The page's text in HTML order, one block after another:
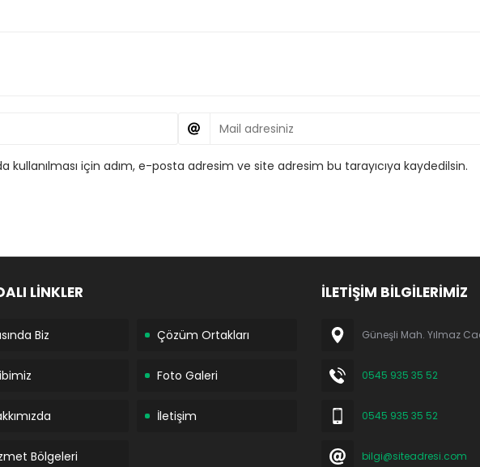
kullanılması için adım, e-posta adresim ve site adresim bu tarayıcıya kaydedilsin.
LİNKLER
Biz Çözüm Ortakları
Foto Galeri
İletişim
Bölgeleri
İLETİŞİM BİLGİLERİMİZ
Güneşli Mah. Yılmaz
0545 935 35 52
0545 935 35 52
bilgi@siteadresi.com